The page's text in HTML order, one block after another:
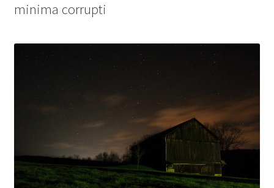
minima corrupti